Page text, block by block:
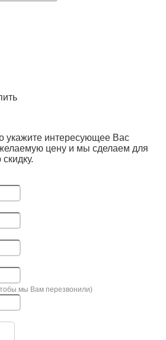
укажите интересующее Вас
цену и мы сделаем для
мы Вам перезвонили)